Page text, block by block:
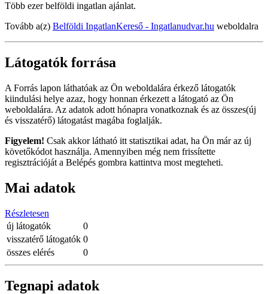
Több ezer belföldi ingatlan ajánlat.
Tovább a(z) Belföldi IngatlanKereső - Ingatlanudvar.hu weboldalra
Látogatók forrása
A Forrás lapon láthatóak az Ön weboldalára érkező látogatók
kiindulási helye azaz, hogy honnan érkezett a látogató az Ön
weboldalára. Az adatok adott hónapra vonatkoznak és az összes(új
és visszatérő) látogatást magába foglalják.
Figyelem! Csak akkor látható itt statisztikai adat, ha Ön már az új
követőkódot használja. Amennyiben még nem frissítette
regisztrációját a Belépés gombra kattintva most megteheti.
Mai adatok
Részletesen
új látogatók
0
visszatérő látogatók 0
összes elérés
0
Tegnapi adatok